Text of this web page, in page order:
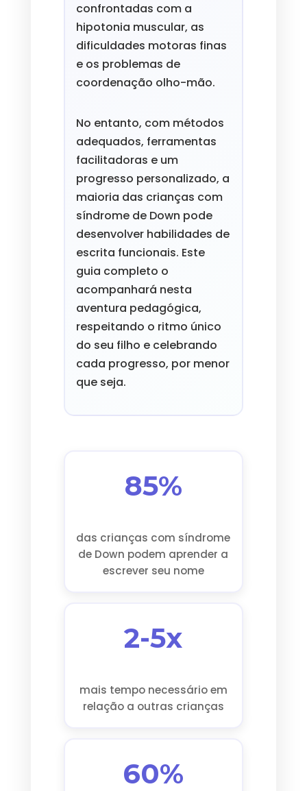
confrontadas com a
hipotonia muscular, as
dificuldades motoras finas
e os problemas de
coordenação olho-mão.
No entanto, com métodos
adequados, ferramentas
facilitadoras e um
progresso personalizado, a
maioria das crianças com
síndrome de Down pode
desenvolver habilidades de
escrita funcionais. Este
guia completo o
acompanhará nesta
aventura pedagógica,
respeitando o ritmo único
do seu filho e celebrando
cada progresso, por menor
que seja.
85%
das crianças com síndrome
de Down podem aprender a
escrever seu nome
2-5x
mais tempo necessário em
relação a outras crianças
60%